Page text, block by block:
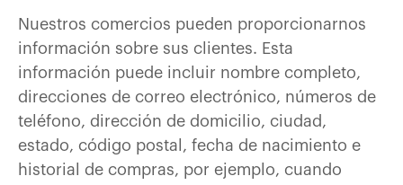
Nuestros comercios pueden proporcionarnos
información sobre sus clientes. Esta
información puede incluir nombre completo,
direcciones de correo electrónico, números de
teléfono, dirección de domicilio, ciudad,
estado, código postal, fecha de nacimiento e
historial de compras, por ejemplo, cuando